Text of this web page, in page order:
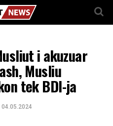
i akuzuar
Musliu
tek BDI-ja
04.05.2024